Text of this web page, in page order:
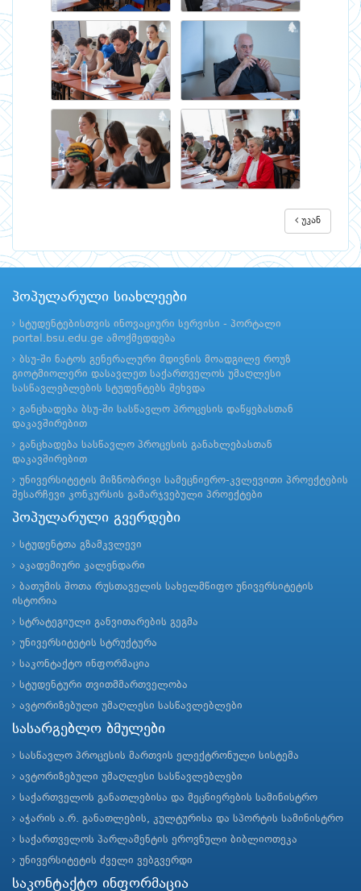
უკან
პოპულარული სიახლეები
სტუდენტებისთვის ინოვაციური სერვისი - პორტალი
portal.bsu.edu.ge ამოქმედდება
ბსუ-ში ნატოს გენერალური მდივნის მოადგილე როუზ
გიოტმიოლერი დასავლეთ საქართველოს უმაღლესი
სასწავლებლების სტუდენტებს შეხვდა
განცხადება ბსუ-ში სასწავლო პროცესის დაწყებასთან
დაკავშირებით
განცხადება სასწავლო პროცესის განახლებასთან
დაკავშირებით
უნივერსიტეტის მიზნობრივი სამეცნიერო-კვლევითი პროექტების
შესარჩევი კონკურსის გამარჯვებული პროექტები
პოპულარული გვერდები
სტუდენტთა გზამკვლევი
აკადემიური კალენდარი
ბათუმის შოთა რუსთაველის სახელმწიფო უნივერსიტეტის
ისტორია
სტრატეგიული განვითარების გეგმა
უნივერსიტეტის სტრუქტურა
საკონტაქტო ინფორმაცია
სტუდენტური თვითმმართველობა
ავტორიზებული უმაღლესი სასწავლებლები
სასარგებლო ბმულები
სასწავლო პროცესის მართვის ელექტრონული სისტემა
ავტორიზებული უმაღლესი სასწავლებლები
საქართველოს განათლებისა და მეცნიერების სამინისტრო
აჭარის ა.რ. განათლების, კულტურისა და სპორტის სამინისტრო
საქართველოს პარლამენტის ეროვნული ბიბლიოთეკა
უნივერსიტეტის ძველი ვებგვერდი
საკონტაქტო ინფორმაცია